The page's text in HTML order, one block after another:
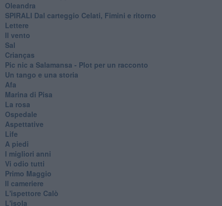
Oleandra
SPIRALI Dal carteggio Celati, Fimini e ritorno
Lettere
Il vento
Sal
Crianças
Pic nic a Salamansa - Plot per un racconto
Un tango e una storia
Afa
Marina di Pisa
La rosa
Ospedale
Aspettative
Life
A piedi
I migliori anni
Vi odio tutti
Primo Maggio
Il cameriere
L'ispettore Calò
L'isola